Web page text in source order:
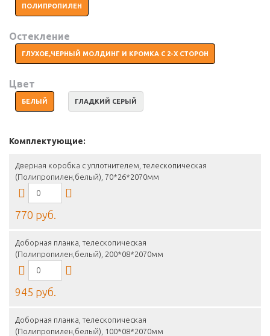
ПОЛИПРОПИЛЕН
Остекление
ГЛУХОЕ,ЧЕРНЫЙ МОЛДИНГ И КРОМКА С 2-Х СТОРОН
Цвет
БЕЛЫЙ ГЛАДКИЙ СЕРЫЙ
Комплектующие:
Дверная коробка с уплотнителем, телескопическая
(Полипропилен,белый), 70*26*2070мм
770 руб.
Доборная планка, телескопическая
(Полипропилен,белый), 200*08*2070мм
945 руб.
Доборная планка, телескопическая
(Полипропилен,белый), 100*08*2070мм